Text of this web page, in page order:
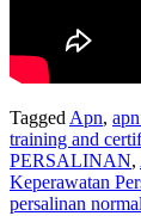
Tagged Apn,
training and
PERSALINAN,
Keperawatan
persalinan